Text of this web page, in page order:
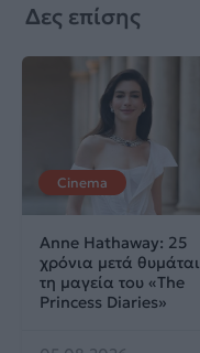
Δες επίσης
Cinema
Anne Hathaway: 25
χρόνια μετά θυμάται
τη μαγεία του «The
Princess Diaries»